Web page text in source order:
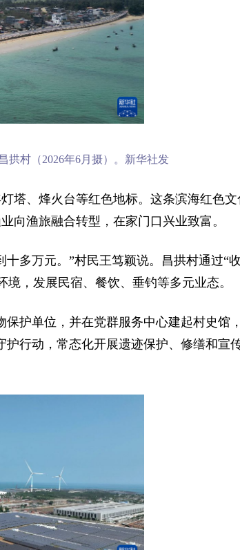
拱村（2026年6月摄）。新华社发
塔、烽火台等红色地标。这条滨海红色文
向渔旅融合转型，在家门口兴业致富。
多万元。”村民王笃颖说。昌拱村通过“
，发展民宿、餐饮、垂钓等多元业态。
护单位，并在党群服务中心建起村史馆
行动，常态化开展遗迹保护、修缮和宣